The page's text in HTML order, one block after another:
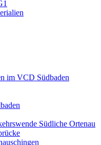
im VCD Südbaden
Südliche Ortenau